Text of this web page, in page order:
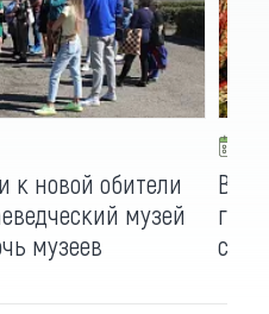
к новой обители
музей
музеев
В